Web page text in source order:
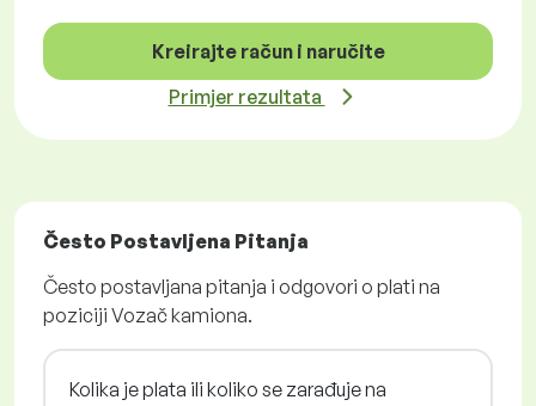
Kreirajte račun i naručite
Primjer rezultata
Često Postavljena Pitanja
Često postavljana pitanja i odgovori o plati na
poziciji Vozač kamiona.
Kolika je plata ili koliko se zarađuje na